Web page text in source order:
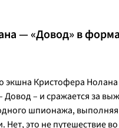
— «Довод» в
экшна Кристофера
– и сражается за
шпионажа,
это не путешествие